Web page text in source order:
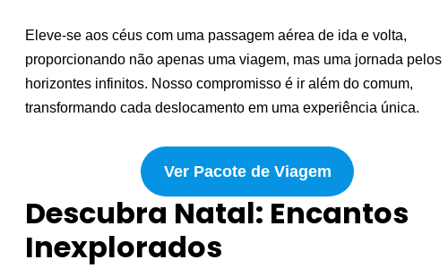
Eleve-se aos céus com uma passagem aérea de ida e volta,
proporcionando não apenas uma viagem, mas uma jornada pelos
horizontes infinitos. Nosso compromisso é ir além do comum,
transformando cada deslocamento em uma experiência única.
Ver Pacote de Viagem
Descubra Natal: Encantos
Inexplorados